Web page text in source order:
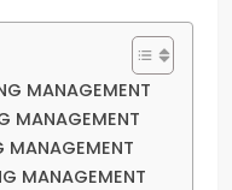
MANAGEMENT
MANAGEMENT
MANAGEMENT
MANAGEMENT